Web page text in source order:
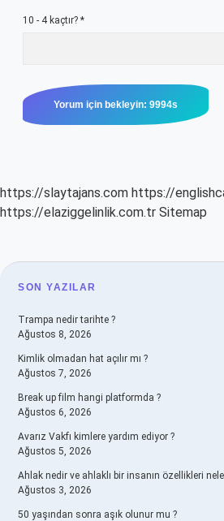
10 - 4 kaçtır? *
https://slaytajans.com https://
https://elaziggelinlik.com.tr Sitemap
SIDEBAR
SON YAZILAR
Trampa nedir tarihte ?
Ağustos 8, 2026
Kimlik olmadan hat açılır mı ?
Ağustos 7, 2026
Break up film hangi platformda ?
Ağustos 6, 2026
Avarız Vakfı kimlere yardım ediyor ?
Ağustos 5, 2026
Ahlak nedir ve ahlaklı bir insanın özellikleri
Ağustos 3, 2026
50 yaşından sonra aşık olunur mu ?